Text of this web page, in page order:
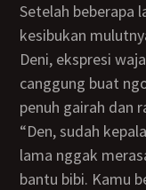
Setelah beberapa lama bi Ratna menghentikan
kesibukan
Deni, ekspresi
canggung buat
penuh gairah dan
“Den, sudah kepalang tanggung, bibi memang sudah
lama nggak
bantu bibi. Kamu